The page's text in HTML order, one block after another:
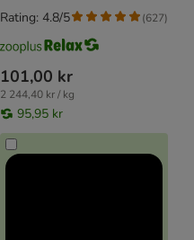
101,00 kr
2 244,40 kr / kg
95,95 kr
Rating: 4.8/5 (627)